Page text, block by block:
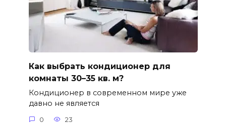
Как выбрать кондиционер для
комнаты 30–35 кв. м?
Кондиционер в современном мире уже
давно не является
0 23